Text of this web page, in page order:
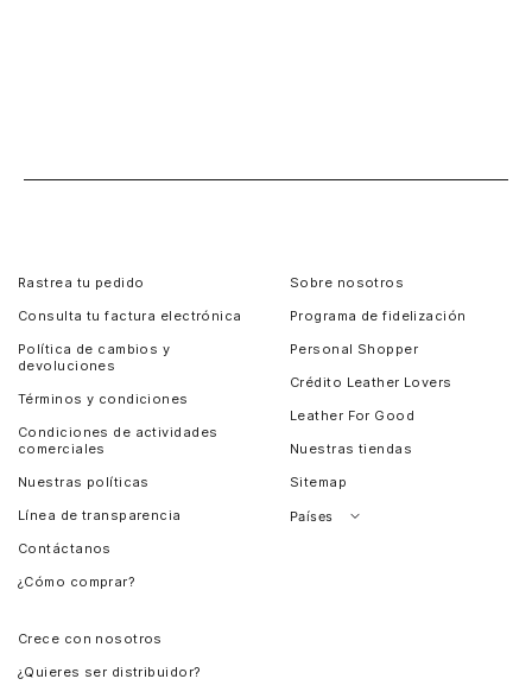
Rastrea tu pedido
Consulta tu factura electrónica
Política de cambios y
devoluciones
Términos y condiciones
Condiciones de actividades
comerciales
Nuestras políticas
Línea de transparencia
Contáctanos
¿Cómo comprar?
Sobre nosotros
Programa de fidelización
Personal Shopper
Crédito Leather Lovers
Leather For Good
Nuestras tiendas
Sitemap
Países
Crece con nosotros
¿Quieres ser distribuidor?